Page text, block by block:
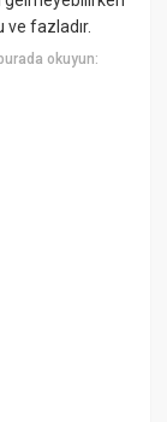
ve fazladır.
okuyun: